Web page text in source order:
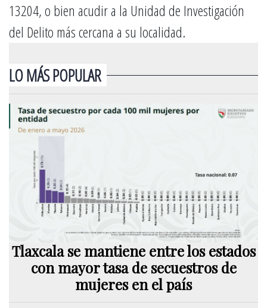
13204, o bien acudir a la Unidad de Investigación
del Delito más cercana a su localidad.
LO MÁS POPULAR
Tlaxcala se mantiene entre los estados
con mayor tasa de secuestros de
mujeres en el país